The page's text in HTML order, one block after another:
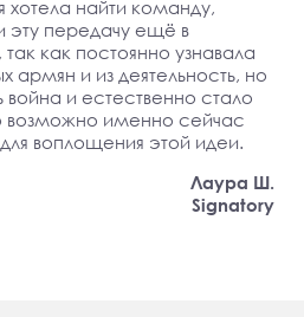
хотела найти команду,
эту передачу ещё в
как постоянно узнавала
армян и из деятельность, но
война и естественно стало
возможно именно сейчас
воплощения этой идеи.
Лаура Ш.
Signatory